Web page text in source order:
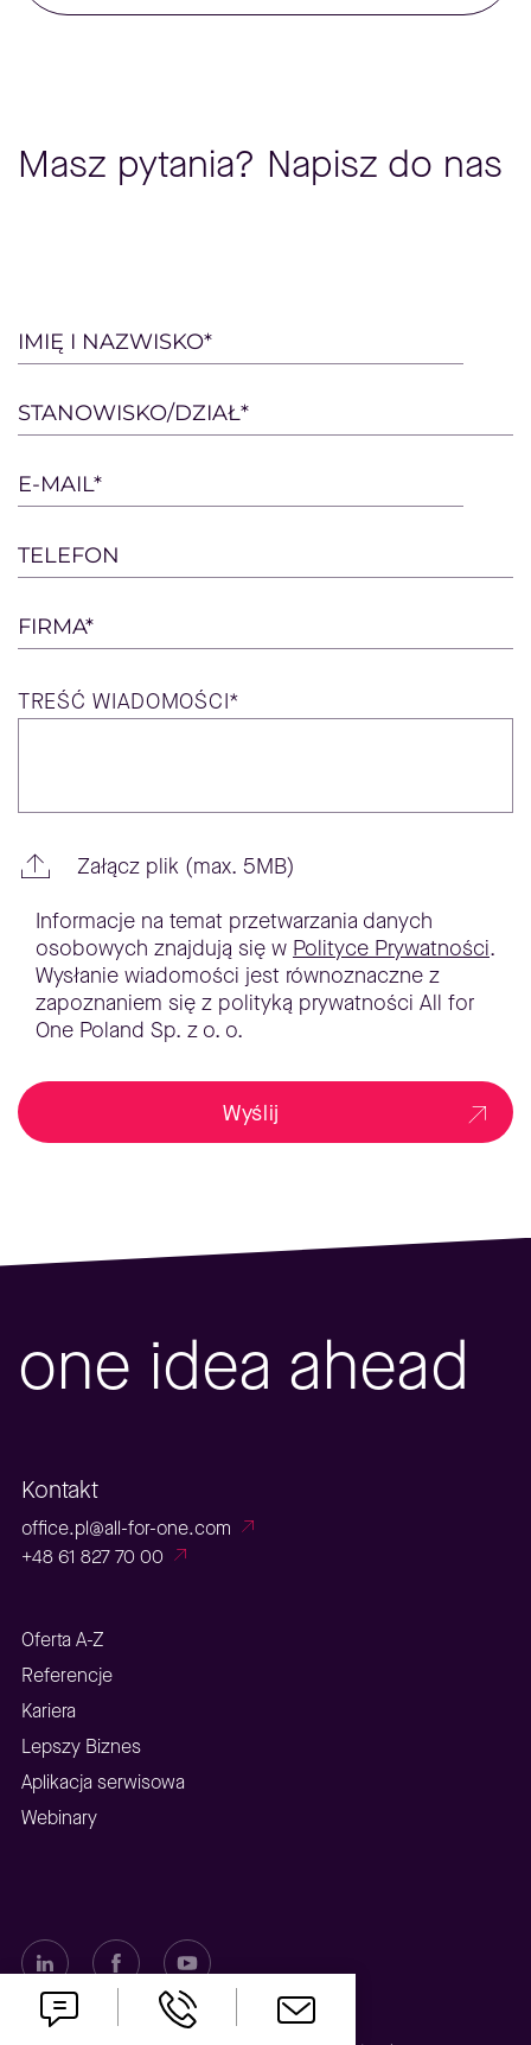
Masz pytania? Napisz do nas
Please
leave
this
field
empty.
IMIĘ I NAZWISKO*
STANOWISKO/DZIAŁ*
E-MAIL*
TELEFON
FIRMA*
TREŚĆ WIADOMOŚCI*
Załącz plik (max. 5MB)
Informacje na temat przetwarzania danych
osobowych znajdują się w Polityce Prywatności.
Wysłanie wiadomości jest równoznaczne z
zapoznaniem się z polityką prywatności All for
One Poland Sp. z o. o.
Wyślij
one idea ahead
Kontakt
office.pl@all-for-one.com
+48 61 827 70 00
Oferta A-Z
Referencje
Kariera
Lepszy Biznes
Aplikacja serwisowa
Webinary